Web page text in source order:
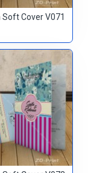
Cover V071